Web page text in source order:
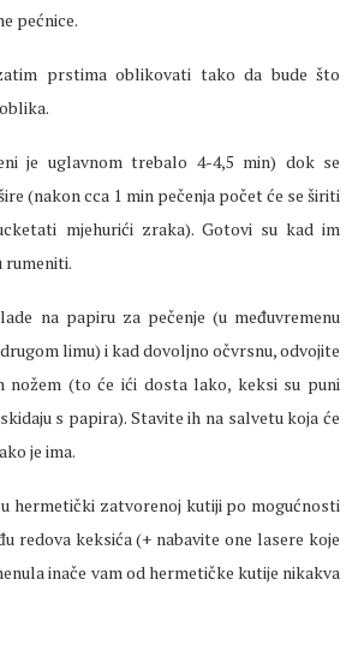
pećnice.
prstima oblikovati tako da bude što
je uglavnom trebalo 4-4,5 min) dok se
(nakon cca 1 min pečenja počet će se širiti
mjehurići zraka). Gotovi su kad im
rumeniti.
na papiru za pečenje (u međuvremenu
limu) i kad dovoljno očvrsnu, odvojite
nožem (to će ići dosta lako, keksi su puni
s papira). Stavite ih na salvetu koja će
je ima.
hermetički zatvorenoj kutiji po mogućnosti
redova keksića (+ nabavite one lasere koje
inače vam od hermetičke kutije nikakva